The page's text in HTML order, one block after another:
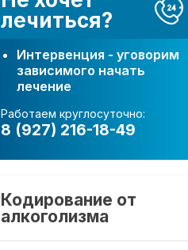
лечиться?
Интервенция - уговорим
зависимого начать
лечение
Работаем круглосуточно:
8 (927) 216-18-49
Кодирование от
алкоголизма